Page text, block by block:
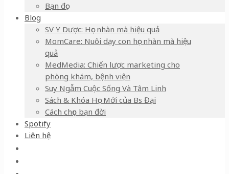
Bạn đọc
Blog
SV Y Dược: Học nhàn mà hiệu quả
MomCare: Nuôi dạy con học nhàn mà hiệu
quả
MedMedia: Chiến lược marketing cho
phòng khám, bệnh viện
Suy Ngẫm Cuộc Sống Và Tâm Linh
Sách & Khóa Học Mới của Bs Đại
Cách chọn bạn đời
Spotify
Liên hệ